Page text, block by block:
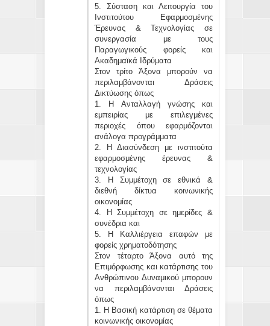
5. Σύσταση και Λειτουργία του
Ινστιτούτου Εφαρμοσμένης
Έρευνας & Τεχνολογίας σε
συνεργασία με τους
Παραγωγικούς φορείς και
Ακαδημαϊκά Ιδρύματα
Στον τρίτο Άξονα μπορούν να
περιλαμβάνονται Δράσεις
Δικτύωσης όπως
1. Η Ανταλλαγή γνώσης και
εμπειρίας με επιλεγμένες
περιοχές όπου εφαρμόζονται
ανάλογα προγράμματα
2. Η Διασύνδεση με ινστιτούτα
εφαρμοσμένης έρευνας &
τεχνολογίας
3. Η Συμμέτοχη σε εθνικά &
διεθνή δίκτυα κοινωνικής
οικονομίας
4. Η Συμμέτοχη σε ημερίδες &
συνέδρια και
5. Η Καλλιέργεια επαφών με
φορείς χρηματοδότησης
Στον τέταρτο Άξονα αυτό της
Επιμόρφωσης και κατάρτισης του
Ανθρώπινου Δυναμικού μπορουν
να περιλαμβάνονται Δράσεις
όπως
1. Η Βασική κατάρτιση σε θέματα
κοινωνικής οικονομίας